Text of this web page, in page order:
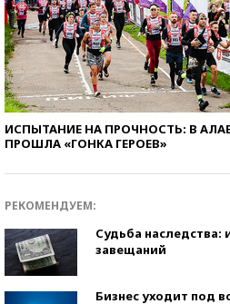
ИСПЫТАНИЕ НА ПРОЧНОСТЬ: В
ПРОШЛА «ГОНКА ГЕРОЕВ»
РЕКОМЕНДУЕМ:
Судьба наследства:
завещаний
Бизнес уходит под